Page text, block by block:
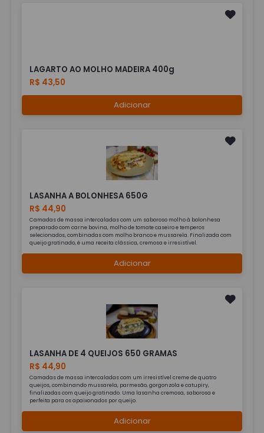
LAGARTO AO MOLHO MADEIRA 400g
R$ 43,50
Adicionar
LASANHA A BOLONHESA 650G
R$ 44,90
Camadas de massa intercaladas com um saboroso molho à bolonhesa
preparado com carne bovina, molho de tomate caseiro e temperos
selecionados, combinadas com molho branco e mussarela. Finalizada com
queijo gratinado, é uma receita clássica, cremosa e irresistível.
Adicionar
LASANHA DE 4 QUEIJOS 650 GRAMAS
R$ 44,90
Camadas de massa intercaladas com um irresistível creme de quatro
queijos, combinando mussarela, parmesão, gorgonzola e catupiry,
finalizadas com queijo gratinado. Uma lasanha cremosa, saborosa e
perfeita para os apaixonados por queijo.
Adicionar